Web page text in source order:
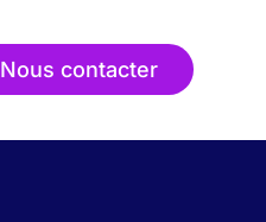
Nous contacter